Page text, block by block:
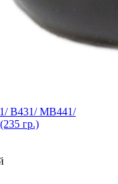
B431/ MB441/
гр.)